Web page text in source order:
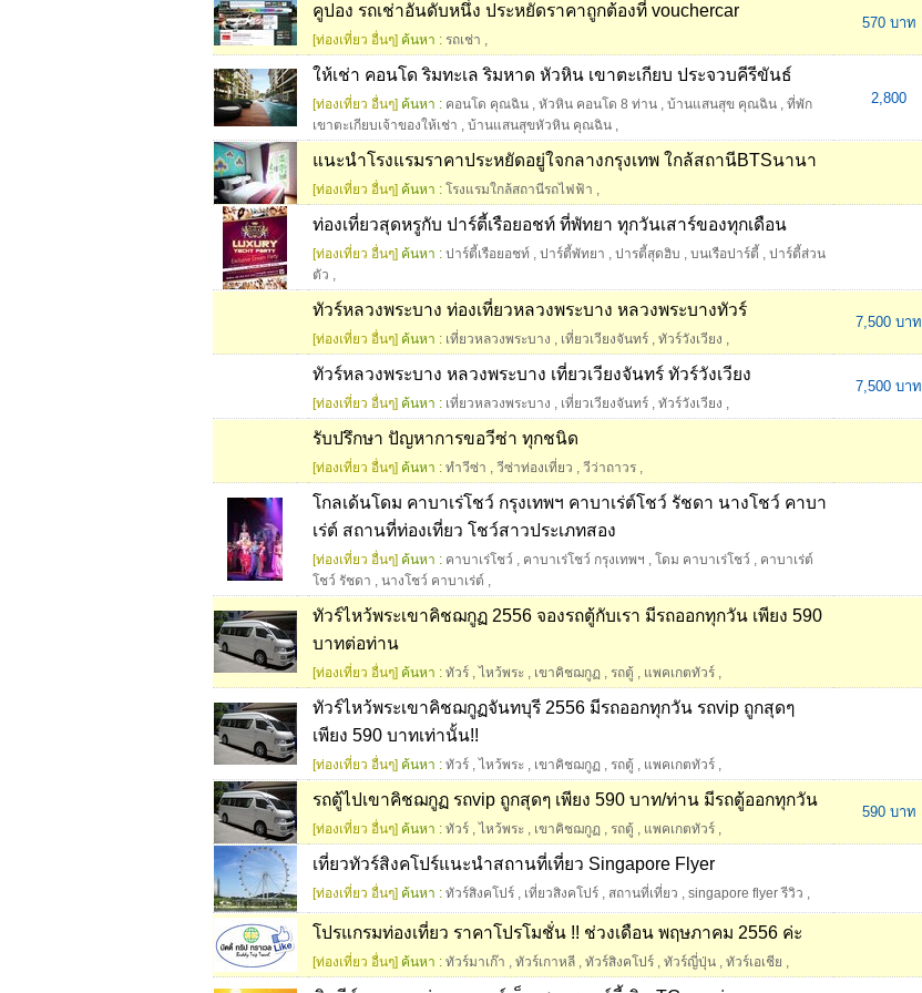
คูปอง รถเช่าอันดับหนึ่ง ประหยัดราคาถูกต้องที่ vouchercar
[ท่องเที่ยว อื่นๆ] ค้นหา : รถเช่า ,
570 บาท
ให้เช่า คอนโด ริมทะเล ริมหาด หัวหิน เขาตะเกียบ ประจวบคีรีขันธ์
[ท่องเที่ยว อื่นๆ] ค้นหา : คอนโด คุณฉิน , หัวหิน คอนโด 8 ท่าน , บ้านแสนสุข คุณฉิน , ที่พัก
เขาตะเกียบเจ้าของให้เช่า , บ้านแสนสุขหัวหิน คุณฉิน ,
2,800
แนะนำโรงแรมราคาประหยัดอยู่ใจกลางกรุงเทพ ใกล้สถานีBTSนานา
[ท่องเที่ยว อื่นๆ] ค้นหา : โรงแรมใกล้สถานีรถไฟฟ้า ,
ท่องเที่ยวสุดหรูกับ ปาร์ตี้เรือยอชท์ ที่พัทยา ทุกวันเสาร์ของทุกเดือน
[ท่องเที่ยว อื่นๆ] ค้นหา : ปาร์ตี้เรือยอชท์ , ปาร์ตี้พัทยา , ปารตี้สุดฮิบ , บนเรือปาร์ตี้ , ปาร์ตี้ส่วน
ตัว ,
ทัวร์หลวงพระบาง ท่องเที่ยวหลวงพระบาง หลวงพระบางทัวร์
[ท่องเที่ยว อื่นๆ] ค้นหา : เที่ยวหลวงพระบาง , เที่ยวเวียงจันทร์ , ทัวร์วังเวียง ,
7,500 บาท
ทัวร์หลวงพระบาง หลวงพระบาง เที่ยวเวียงจันทร์ ทัวร์วังเวียง
[ท่องเที่ยว อื่นๆ] ค้นหา : เที่ยวหลวงพระบาง , เที่ยวเวียงจันทร์ , ทัวร์วังเวียง ,
7,500 บาท
รับปรึกษา ปัญหาการขอวีซ่า ทุกชนิด
[ท่องเที่ยว อื่นๆ] ค้นหา : ทำวีซ่า , วีซ่าท่องเที่ยว , วีว่าถาวร ,
โกลเด้นโดม คาบาเร่โชว์ กรุงเทพฯ คาบาเร่ต์โชว์ รัชดา นางโชว์ คาบา
เร่ต์ สถานที่ท่องเที่ยว โชว์สาวประเภทสอง
[ท่องเที่ยว อื่นๆ] ค้นหา : คาบาเร่โชว์ , คาบาเร่โชว์ กรุงเทพฯ , โดม คาบาเร่โชว์ , คาบาเร่ต์
โชว์ รัชดา , นางโชว์ คาบาเร่ต์ ,
ทัวร์ไหว้พระเขาคิชฌกูฏ 2556 จองรถตู้กับเรา มีรถออกทุกวัน เพียง 590
บาทต่อท่าน
[ท่องเที่ยว อื่นๆ] ค้นหา : ทัวร์ , ไหว้พระ , เขาคิชฌกูฏ , รถตู้ , แพคเกตทัวร์ ,
ทัวร์ไหว้พระเขาคิชฌกูฏจันทบุรี 2556 มีรถออกทุกวัน รถvip ถูกสุดๆ
เพียง 590 บาทเท่านั้น!!
[ท่องเที่ยว อื่นๆ] ค้นหา : ทัวร์ , ไหว้พระ , เขาคิชฌกูฏ , รถตู้ , แพคเกตทัวร์ ,
รถตู้ไปเขาคิชฌกูฏ รถvip ถูกสุดๆ เพียง 590 บาท/ท่าน มีรถตู้ออกทุกวัน
[ท่องเที่ยว อื่นๆ] ค้นหา : ทัวร์ , ไหว้พระ , เขาคิชฌกูฏ , รถตู้ , แพคเกตทัวร์ ,
590 บาท
เที่ยวทัวร์สิงคโปร์แนะนำสถานที่เที่ยว Singapore Flyer
[ท่องเที่ยว อื่นๆ] ค้นหา : ทัวร์สิงคโปร์ , เที่ยวสิงคโปร์ , สถานที่เที่ยว , singapore flyer รีวิว ,
โปรแกรมท่องเที่ยว ราคาโปรโมชั่น !! ช่วงเดือน พฤษภาคม 2556 ค่ะ
[ท่องเที่ยว อื่นๆ] ค้นหา : ทัวร์มาเก๊า , ทัวร์เกาหลี , ทัวร์สิงคโปร์ , ทัวร์ญี่ปุ่น , ทัวร์เอเชีย ,